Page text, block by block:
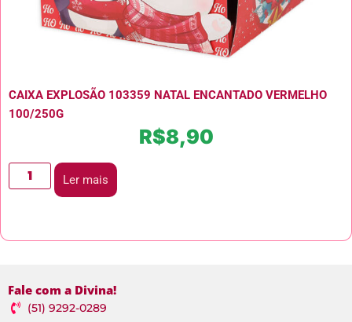
CAIXA EXPLOSÃO 103359 NATAL ENCANTADO VERMELHO
100/250G
R$8,90
Ler mais
Fale com a Divina!
(51) 9292-0289